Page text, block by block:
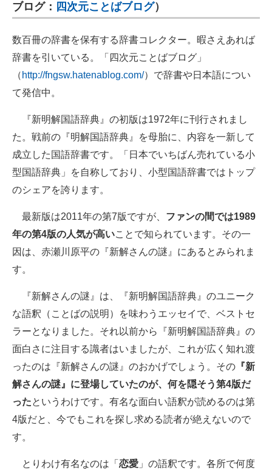
ブログ： 四次元ことばブログ）
数百冊の辞書を保有する辞書コレクター。暇さえあれば
辞書を引いている。「四次元ことばブログ」
（ http://fngsw.hatenablog.com/）で辞書や日本語につい
て発信中。
『新明解国語辞典』の初版は1972年に刊行されまし
た。戦前の『明解国語辞典』を母胎に、内容を一新して
成立した国語辞書です。「日本でいちばん売れている小
型国語辞典」を自称しており、小型国語辞書ではトップ
のシェアを誇ります。
最新版は2011年の第7版ですが、 ファンの間では1989
年の第4版の人気が高いことで知られています。その一
因は、赤瀬川原平の『新解さんの謎』にあるとみられま
す。
『新解さんの謎』は、『新明解国語辞典』のユニーク
な語釈（ことばの説明）を味わうエッセイで、ベストセ
ラーとなりました。それ以前から『新明解国語辞典』の
面白さに注目する識者はいましたが、これが広く知れ渡
ったのは『新解さんの謎』のおかげでしょう。その 『新
解さんの謎』に登場していたのが、何を隠そう第4版だ
ったというわけです。有名な面白い語釈が読めるのは第
4版だと、今でもこれを探し求める読者が絶えないので
す。
とりわけ有名なのは「 恋愛 」の語釈です。各所で何度